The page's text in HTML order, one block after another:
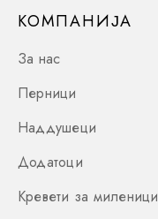
КОМПАНИЈА
За нас
Перници
Наддушеци
Додатоци
Кревети за миленици